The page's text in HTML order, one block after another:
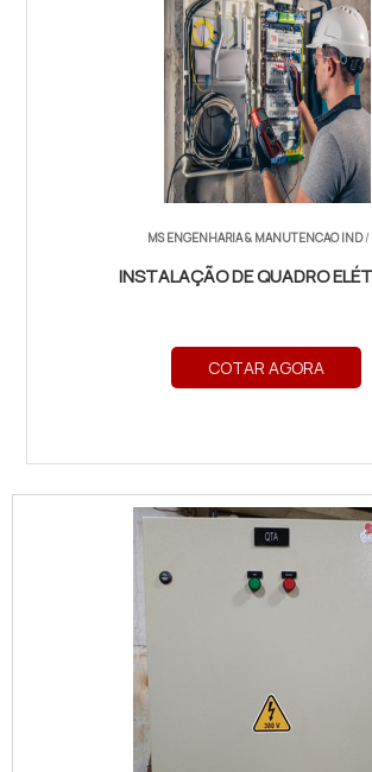
MS ENGENHARIA & MANUTENCAO IND/
INSTALAÇÃO DE QUADRO
COTAR AGORA